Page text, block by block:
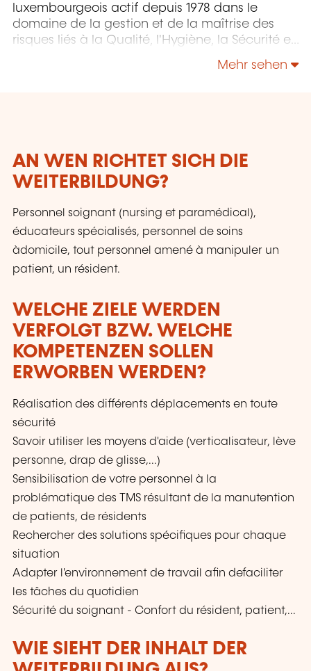
luxembourgeois actif depuis 1978 dans le
domaine de la gestion et de la maîtrise des
risques liés à la Qualité, l'Hygiène, la Sécurité et
Mehr sehen
AN WEN RICHTET SICH DIE
WEITERBILDUNG?
Personnel soignant (nursing et paramédical),
éducateurs spécialisés, personnel de soins
àdomicile, tout personnel amené à manipuler un
patient, un résident.
WELCHE ZIELE WERDEN
VERFOLGT BZW. WELCHE
KOMPETENZEN SOLLEN
ERWORBEN WERDEN?
Réalisation des différents déplacements en toute
sécurité
Savoir utiliser les moyens d'aide (verticalisateur, lève
personne, drap de glisse,...)
Sensibilisation de votre personnel à la
problématique des TMS résultant de la manutention
de patients, de résidents
Rechercher des solutions spécifiques pour chaque
situation
Adapter l'environnement de travail afin defaciliter
les tâches du quotidien
Sécurité du soignant - Confort du résident, patient,...
WIE SIEHT DER INHALT DER